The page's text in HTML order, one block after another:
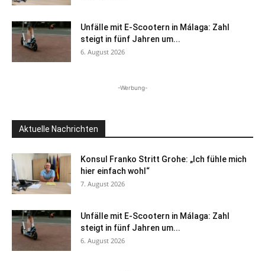
Unfälle mit E-Scootern in Málaga: Zahl
steigt in fünf Jahren um...
6. August 2026
-Werbung-
Aktuelle Nachrichten
Konsul Franko Stritt Grohe: „Ich fühle mich
hier einfach wohl“
7. August 2026
Unfälle mit E-Scootern in Málaga: Zahl
steigt in fünf Jahren um...
6. August 2026